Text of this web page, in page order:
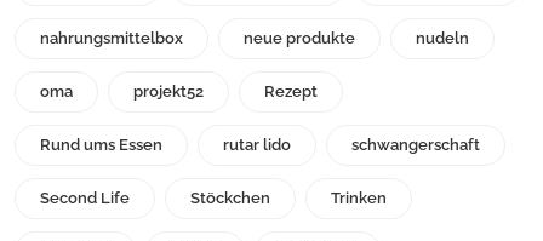
nahrungsmittelbox neue produkte nudeln
oma projekt52 Rezept
Rund ums Essen rutar lido schwangerschaft
Second Life Stöckchen Trinken